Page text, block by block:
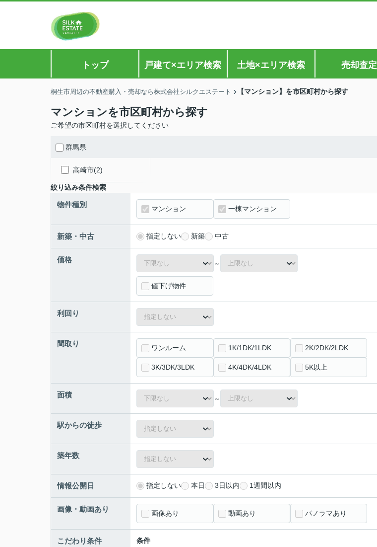
トップ 戸建て×エリア検索 土地×エリア検索 売却査定
桐生市周辺の不動産購入・売却なら株式会社シルクエステート 【マンション】を市区町村から探す
マンションを市区町村から探す
ご希望の市区町村を選択してください
群馬県
高崎市(2)
絞り込み条件検索
物件種別 マンション 一棟マンション
新築・中古 指定しない 新築 中古
価格 ～
値下げ物件
利回り
間取り ワンルーム 1K/1DK/1LDK 2K/2DK/2LDK
3K/3DK/3LDK 4K/4DK/4LDK 5K以上
面積 ～
駅からの徒歩
築年数
情報公開日 指定しない 本日 3日以内 1週間以内
画像・動画あり 画像あり 動画あり パノラマあり
こだわり条件 条件